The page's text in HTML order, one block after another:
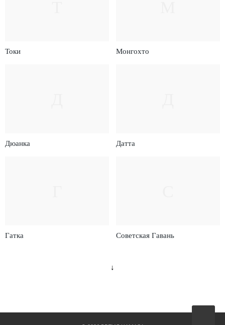
Токи Монгохто
Дюанка Датта
Гатка Советская Гавань
↓